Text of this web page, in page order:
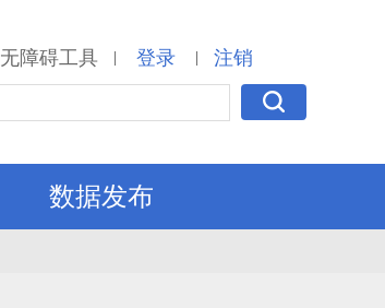
无障碍工具 | 登录 | 注销
数据发布